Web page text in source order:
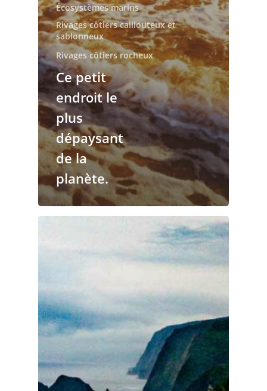
Écosystèmes marins
Rivages côtiers caillouteux et
sablonneux
Rivages côtiers rocheux
Ce petit
endroit le
plus
dépaysant
de la
planète.